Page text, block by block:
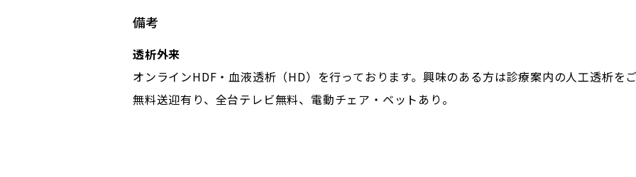
備考
透析外来
オンラインHDF・血液透析（HD）を行っております。興味のある方は診療案内の人工透析を
無料送迎有り、全台テレビ無料、電動チェア・ベットあり。